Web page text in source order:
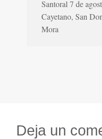
Santoral 7 de
Cayetano, San
Mora
Deja un